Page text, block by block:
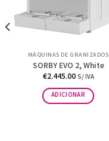
MÁQUINAS DE GRANIZADOS
SORBY EVO 2, White
€2.445.00 S/ IVA
ADICIONAR